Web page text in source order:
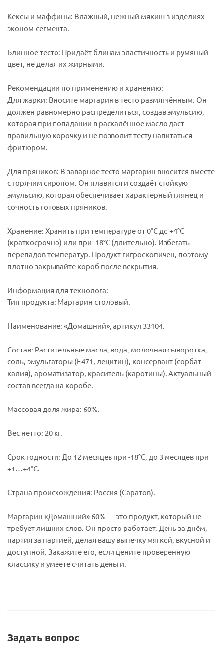
Кексы и маффины: Влажный, нежный мякиш в изделиях
эконом-сегмента.
Блинное тесто: Придаёт блинам эластичность и румяный
цвет, не делая их жирными.
Рекомендации по применению и хранению:
Для жарки: Вносите маргарин в тесто размягчённым. Он
должен равномерно распределиться, создав эмульсию,
которая при попадании в раскалённое масло даст
правильную корочку и не позволит тесту напитаться
фритюром.
Для пряников: В заварное тесто маргарин вносится вместе
с горячим сиропом. Он плавится и создаёт стойкую
эмульсию, которая обеспечивает характерный глянец и
сочность готовых пряников.
Хранение: Хранить при температуре от 0°C до +4°C
(краткосрочно) или при -18°C (длительно). Избегать
перепадов температур. Продукт гигроскопичен, поэтому
плотно закрывайте короб после вскрытия.
Информация для технолога:
Тип продукта: Маргарин столовый.
Наименование: «Домашний», артикул 33104.
Состав: Растительные масла, вода, молочная сыворотка,
соль, эмульгаторы (Е471, лецитин), консервант (сорбат
калия), ароматизатор, краситель (каротины). Актуальный
состав всегда на коробе.
Массовая доля жира: 60%.
Вес нетто: 20 кг.
Срок годности: До 12 месяцев при -18°C, до 3 месяцев при
+1…+4°C.
Страна происхождения: Россия (Саратов).
Маргарин «Домашний» 60% — это продукт, который не
требует лишних слов. Он просто работает. День за днём,
партия за партией, делая вашу выпечку мягкой, вкусной и
доступной. Закажите его, если цените проверенную
классику и умеете считать деньги.
Задать вопрос